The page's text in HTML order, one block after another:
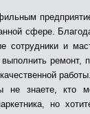
сфере.
сотрудники и
ремонт,
работы.
не знаете, кто
но